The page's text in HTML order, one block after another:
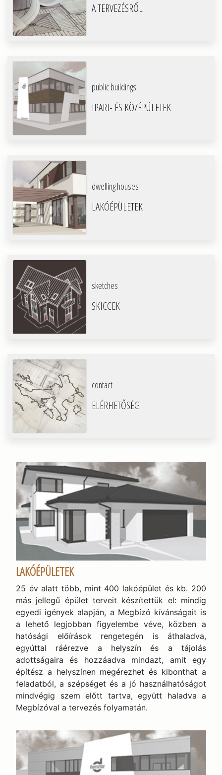
A TERVEZÉSRŐL
public buildings
IPARI- ÉS KÖZÉPÜLETEK
dwelling houses
LAKÓÉPÜLETEK
sketches
SKICCEK
contact
ELÉRHETŐSÉG
LAKÓÉPÜLETEK
25 év alatt több, mint 400 lakóépület és kb. 200
más jellegű épület terveit készítettük el: mindig
egyedi igények alapján, a Megbízó kívánságait is
a lehető legjobban figyelembe véve, közben a
hatósági előírások rengetegén is áthaladva,
egyúttal ráérezve a helyszín és a tájolás
adottságaira és hozzáadva mindazt, amit egy
építész a helyszínen megérezhet és kibonthat a
feladatból, a szépséget és a jó használhatóságot
mindvégig szem előtt tartva, együtt haladva a
Megbízóval a tervezés folyamatán.